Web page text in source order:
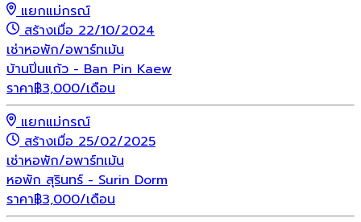
แยกแม่กรณ์
สร้างเมื่อ 22/10/2024
เช่าหอพัก/อพาร์ทเม้น
บ้านปิ่นแก้ว - Ban Pin Kaew
ราคา฿3,000/เดือน
แยกแม่กรณ์
สร้างเมื่อ 25/02/2025
เช่าหอพัก/อพาร์ทเม้น
หอพัก สุรินทร์ - Surin Dorm
ราคา฿3,000/เดือน